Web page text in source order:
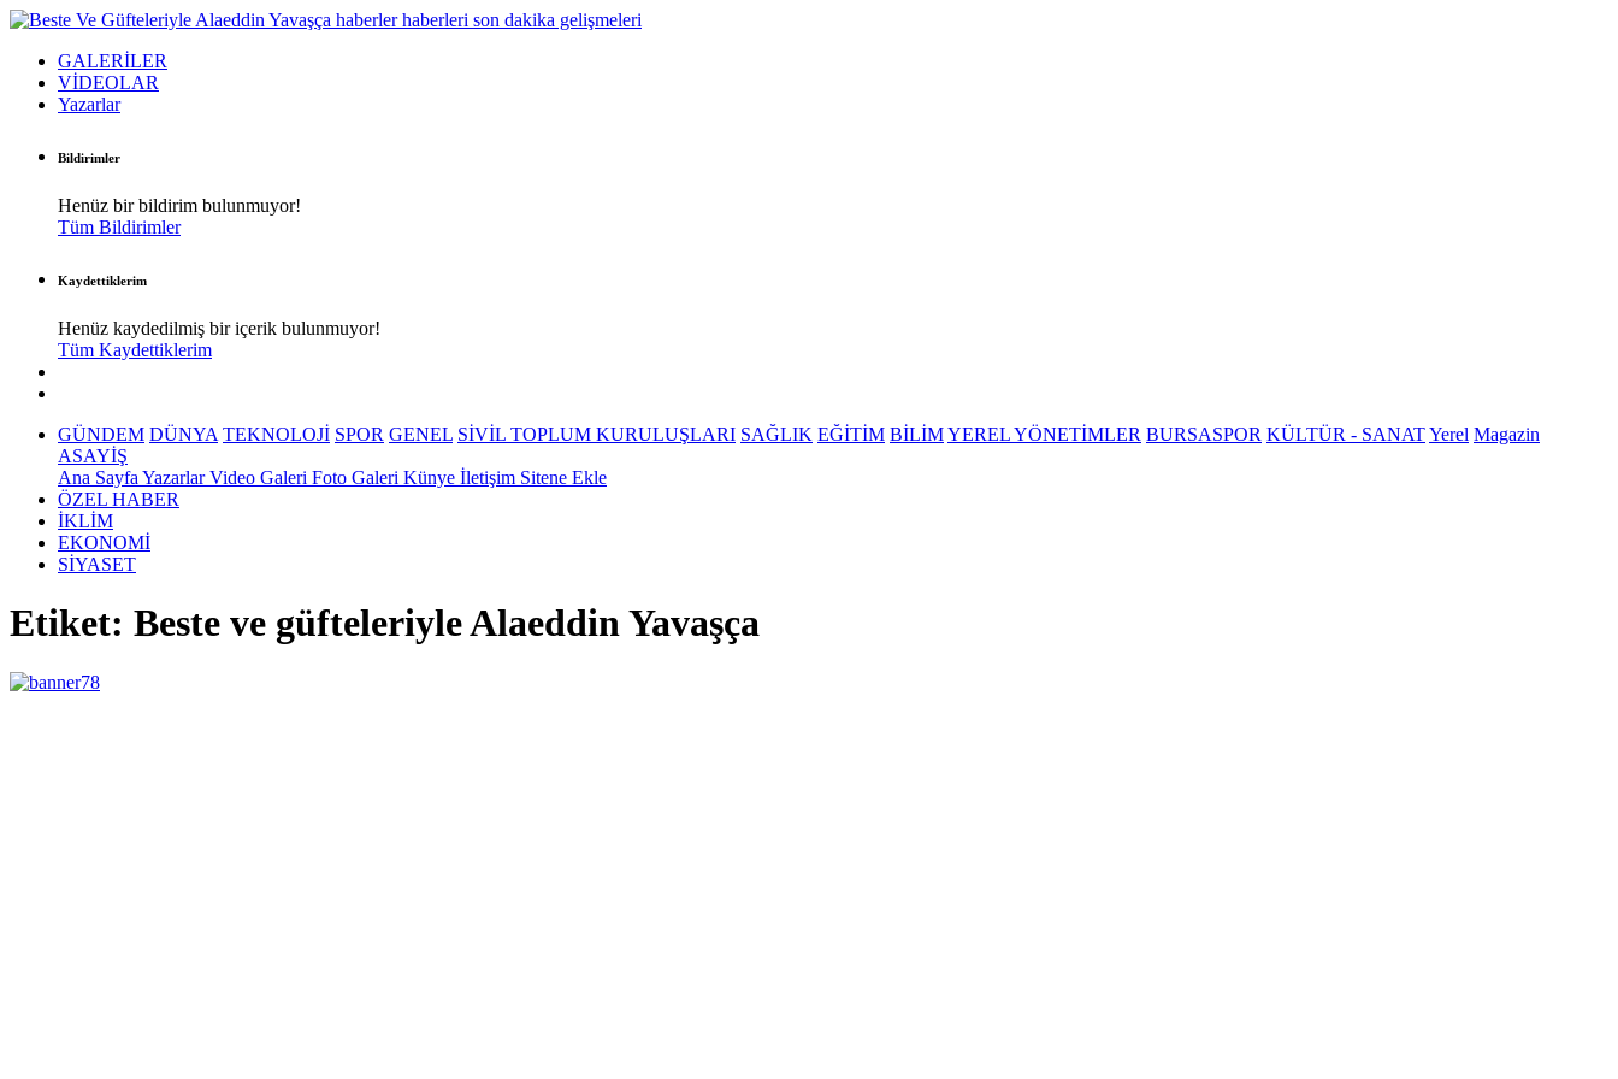
GALERİLER
VİDEOLAR
Yazarlar
Bildirimler
Henüz bir bildirim bulunmuyor!
Tüm Bildirimler
Kaydettiklerim
Henüz kaydedilmiş bir içerik bulunmuyor!
Tüm Kaydettiklerim
GÜNDEM DÜNYA TEKNOLOJİ SPOR GENEL SİVİL TOPLUM KURULUŞLARI SAĞLIK EĞİTİM BİLİMYEREL YÖNETİMLER BURSASPOR KÜLTÜR - SANATYerel Magazin
ASAYİŞ
Ana Sayfa YazarlarVideo Galeri Foto Galeri Künye İletişim Sitene Ekle
ÖZEL HABER
İKLİM
EKONOMİ
SİYASET
Etiket: Beste ve güfteleriyle Alaeddin Yavaşça